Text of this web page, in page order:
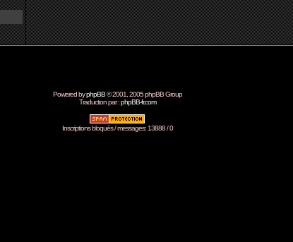
Powered byphpBB© 2001, 2005 phpBB Group
Traduction par :phpBB-fr.com
Inscriptions bloqués / messages: 13888 / 0